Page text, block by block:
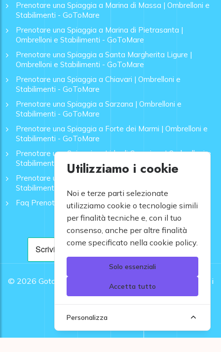
Prenotare una Spiaggia a Marina di Massa | Ombrelloni e
Stabilimenti - GoToMare
Prenotare una Spiaggia a Marina di Pietrasanta |
Ombrelloni e Stabilimenti - GoToMare
Prenotare una Spiaggia a Santa Margherita Ligure |
Ombrelloni e Stabilimenti - GoToMare
Prenotare una Spiaggia a Chiavari | Ombrelloni e
Stabilimenti - GoToMare
Prenotare una Spiaggia a Sarzana | Ombrelloni e
Stabilimenti - GoToMare
Prenotare una Spiaggia a Forte dei Marmi | Ombrelloni e
Stabilimenti - GoToMare
Prenotare una Spiaggia a Lido di Camaiore | Ombrelloni e
Stabilimenti - GoToMare
Prenotare una Spiaggia a Rapallo | Ombrelloni e
Stabilimenti - GoToMare
Faq Prenotazione Spiagge
© 2026 Gotomare srl - Partita IVA 12948810960 .
Tutti i
diritti riservati.
Utilizziamo i cookie
Noi e terze parti selezionate
utilizziamo cookie o tecnologie simili
per finalità tecniche e, con il tuo
consenso, anche per altre finalità
come specificato nella cookie policy.
Solo essenziali
Accetta tutto
Personalizza